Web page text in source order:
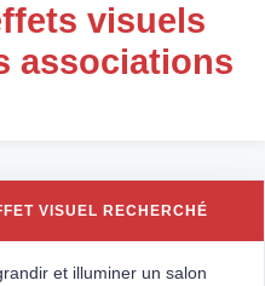
visuels
associations
VISUEL RECHERCHÉ
et illuminer un salon